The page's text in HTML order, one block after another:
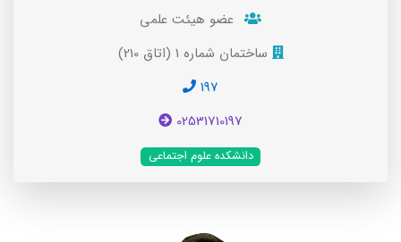
عضو هیئت علمی
ساختمان شماره 1 (اتاق 210)
197
02531710197
دانشکده علوم اجتماعی